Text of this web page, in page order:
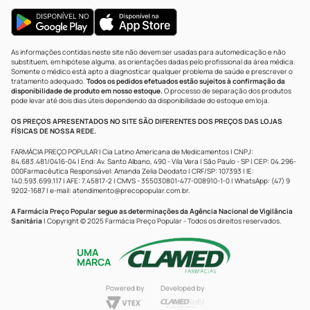
As informações contidas neste site não devem ser usadas para automedicação e não
substituem, em hipótese alguma, as orientações dadas pelo profissional da área médica.
Somente o médico está apto a diagnosticar qualquer problema de saúde e prescrever o
tratamento adequado. Todos os pedidos efetuados estão sujeitos à confirmação da
disponibilidade de produto em nosso estoque.O processo de separação dos produtos
pode levar até dois dias úteis dependendo da disponibilidade do estoque em loja.
OS PREÇOS APRESENTADOS NO SITE SÃO DIFERENTES DOS PREÇOS DAS LOJAS
FÍSICAS DE NOSSA REDE.
FARMÁCIA PREÇO POPULAR | Cia Latino Americana de Medicamentos | CNPJ:
84.683.481/0416-04 | End: Av. Santo Albano, 490 - Vila Vera | São Paulo - SP | CEP: 04.296-
000Farmacêutica Responsável: Amanda Zelia Deodato | CRF/SP: 107393 | IE:
140.593.699.117 | AFE: 7.45817-2 | CMVS - 355030801-477-008910-1-0 | WhatsApp: (47) 9
9202-1687 | e-mail: atendimento@precopopular.com.br.
A Farmácia Preço Popular segue as determinações da Agência Nacional de Vigilância
Sanitária | Copyright © 2025 Farmácia Preço Popular - Todos os direitos reservados.
UMA
MARCA
Powered by Developed by